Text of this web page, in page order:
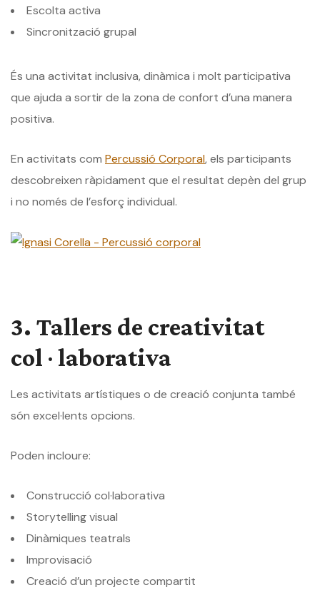
Escolta activa
Sincronització grupal
És una activitat inclusiva, dinàmica i molt participativa
que ajuda a sortir de la zona de confort d’una manera
positiva.
En activitats com Percussió Corporal, els participants
descobreixen ràpidament que el resultat depèn del grup
i no només de l’esforç individual.
3. Tallers de creativitat
col·laborativa
Les activitats artístiques o de creació conjunta també
són excel·lents opcions.
Poden incloure:
Construcció col·laborativa
Storytelling visual
Dinàmiques teatrals
Improvisació
Creació d’un projecte compartit